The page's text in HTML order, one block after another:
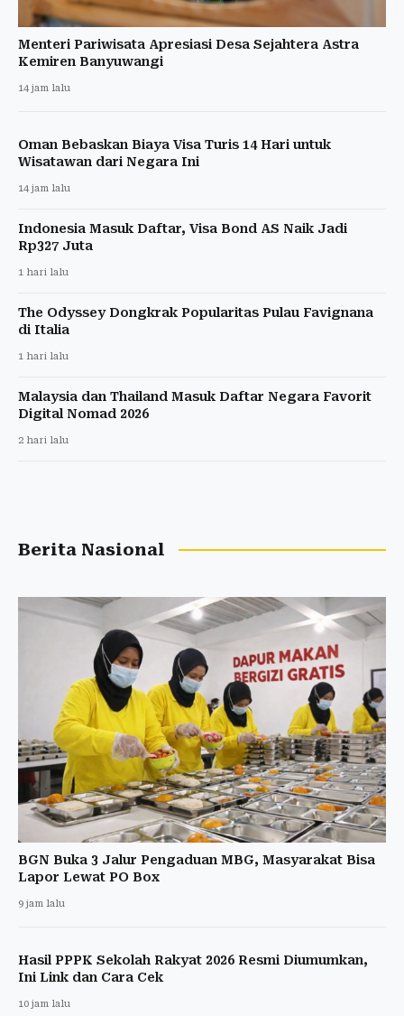
Menteri Pariwisata Apresiasi Desa Sejahtera Astra
Kemiren Banyuwangi
14 jam lalu
Oman Bebaskan Biaya Visa Turis 14 Hari untuk
Wisatawan dari Negara Ini
14 jam lalu
Indonesia Masuk Daftar, Visa Bond AS Naik Jadi
Rp327 Juta
1 hari lalu
The Odyssey Dongkrak Popularitas Pulau Favignana
di Italia
1 hari lalu
Malaysia dan Thailand Masuk Daftar Negara Favorit
Digital Nomad 2026
2 hari lalu
Berita Nasional
BGN Buka 3 Jalur Pengaduan MBG, Masyarakat Bisa
Lapor Lewat PO Box
9 jam lalu
Hasil PPPK Sekolah Rakyat 2026 Resmi Diumumkan,
Ini Link dan Cara Cek
10 jam lalu